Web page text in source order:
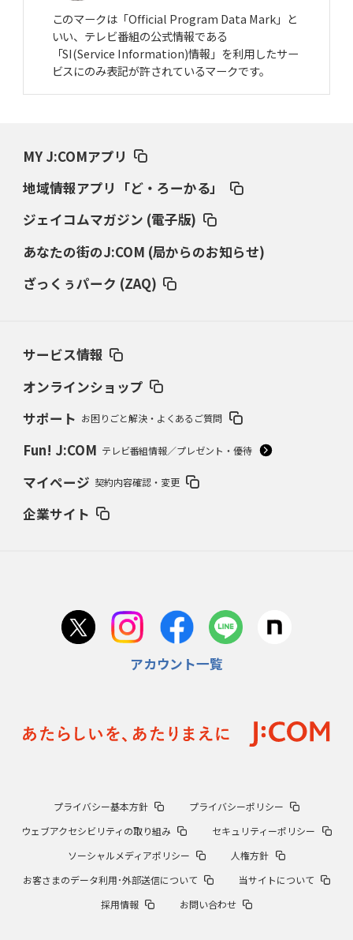
このマークは「Official Program Data Mark」と
いい、テレビ番組の公式情報である
「SI(Service Information)情報」を利用したサー
ビスにのみ表記が許されているマークです。
MY J:COMアプリ
地域情報アプリ「ど・ろーかる」
ジェイコムマガジン (電子版)
あなたの街のJ:COM (局からのお知らせ)
ざっくぅパーク (ZAQ)
サービス情報
オンラインショップ
サポート お困りごと解決・よくあるご質問
Fun! J:COM テレビ番組情報／プレゼント・優待
マイページ 契約内容確認・変更
企業サイト
アカウント一覧
プライバシー基本方針
プライバシーポリシー
ウェブアクセシビリティの取り組み
セキュリティーポリシー
ソーシャルメディアポリシー
人権方針
お客さまのデータ利用･外部送信について
当サイトについて
採用情報
お問い合わせ